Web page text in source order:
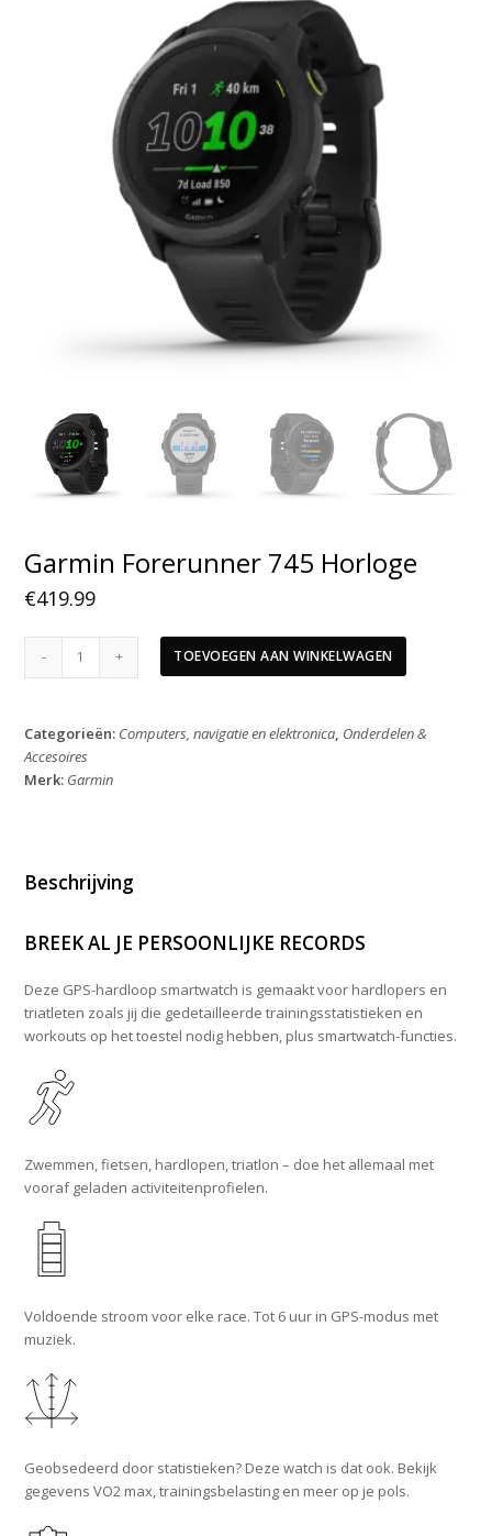
Garmin Forerunner 745 Horloge
€419.99
Garmin
aantal
TOEVOEGEN AAN WINKELWAGEN
Categorieën: Computers, navigatie en elektronica, Onderdelen &
Accesoires
Merk: Garmin
Beschrijving
BREEK AL JE PERSOONLIJKE RECORDS
Deze GPS-hardloop smartwatch is gemaakt voor hardlopers en
triatleten zoals jij die gedetailleerde trainingsstatistieken en
workouts op het toestel nodig hebben, plus smartwatch-functies.
Zwemmen, fietsen, hardlopen, triatlon – doe het allemaal met
vooraf geladen activiteitenprofielen.
Voldoende stroom voor elke race. Tot 6 uur in GPS-modus met
muziek.
Geobsedeerd door statistieken? Deze watch is dat ook. Bekijk
gegevens VO2 max, trainingsbelasting en meer op je pols.